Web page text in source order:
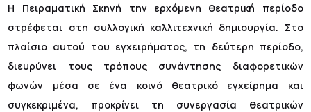
Η Πειραματική Σκηνή την ερχόμενη θεατρική περίοδο
στρέφεται στη συλλογική καλλιτεχνική δημιουργία. Στο
πλαίσιο αυτού του εγχειρήματος, τη δεύτερη περίοδο,
διευρύνει τους τρόπους συνάντησης διαφορετικών
φωνών μέσα σε ένα κοινό θεατρικό εγχείρημα και
συγκεκριμένα, προκρίνει τη συνεργασία θεατρικών